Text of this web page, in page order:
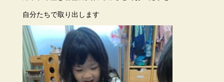
自分たちで取り出します